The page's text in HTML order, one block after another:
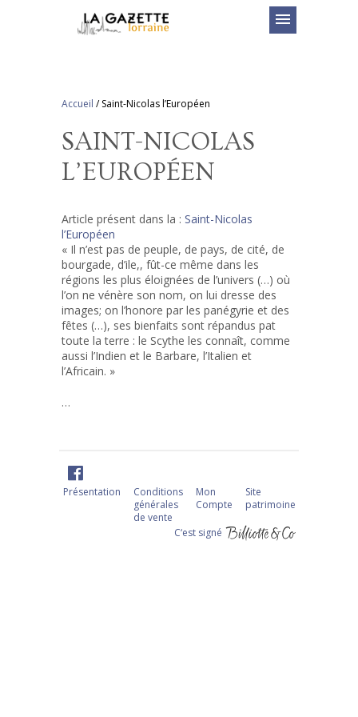
menu
Accueil /Saint-Nicolas l’Européen
SAINT-NICOLAS
L’EUROPÉEN
Article présent dans la :Saint-Nicolas
l’Européen
« Il n’est pas de peuple, de pays, de cité, de
bourgade, d’ile,, fût-ce même dans les
régions les plus éloignées de l’univers (…) où
l’on ne vénère son nom, on lui dresse des
images; on l’honore par les panégyrie et des
fêtes (…), ses bienfaits sont répandus pat
toute la terre : le Scythe les connaît, comme
aussi l’Indien et le Barbare, l’Italien et
l’Africain. »
…
Présentation
Conditions
générales
de vente
Mon
Compte
Site
patrimoine
C‘est signé